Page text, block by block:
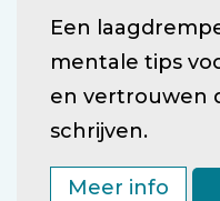
Een
mentale tips
en vertrouwen
schrijven.
Meer info